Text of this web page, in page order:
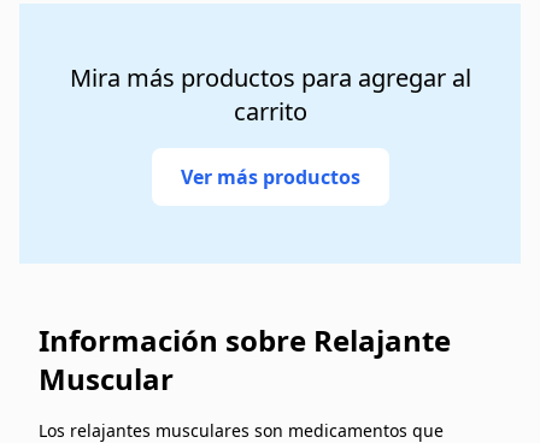
Mira más productos para agregar al
carrito
Ver más productos
Información sobre Relajante
Muscular
Los relajantes musculares son medicamentos que